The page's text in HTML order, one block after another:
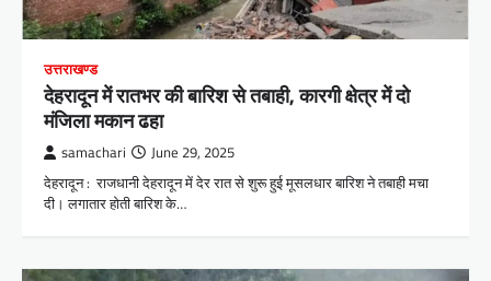
उत्तराखण्ड
देहरादून में रातभर की बारिश से तबाही, कारगी क्षेत्र में दो
मंजिला मकान ढहा
samachari June 29, 2025
देहरादून : राजधानी देहरादून में देर रात से शुरू हुई मूसलधार बारिश ने तबाही मचा
दी। लगातार होती बारिश के…